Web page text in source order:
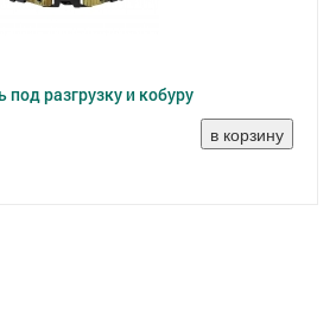
под разгрузку и кобуру